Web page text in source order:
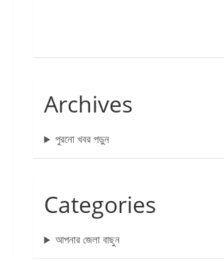
Archives
পুরনো খবর পড়ুন
Categories
আপনার জেলা বাছুন